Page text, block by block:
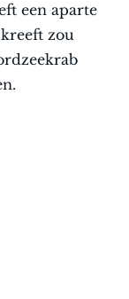
een aparte
zou